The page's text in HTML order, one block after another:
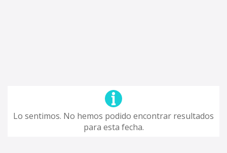
Lo sentimos. No hemos podido encontrar resultados
para esta fecha.